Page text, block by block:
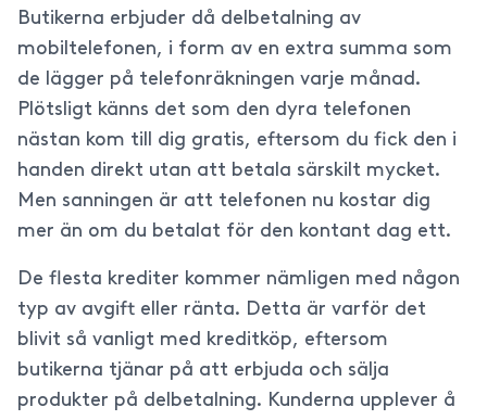
Butikerna erbjuder då delbetalning av
mobiltelefonen, i form av en extra summa som
de lägger på telefonräkningen varje månad.
Plötsligt känns det som den dyra telefonen
nästan kom till dig gratis, eftersom du fick den i
handen direkt utan att betala särskilt mycket.
Men sanningen är att telefonen nu kostar dig
mer än om du betalat för den kontant dag ett.
De flesta krediter kommer nämligen med någon
typ av avgift eller ränta. Detta är varför det
blivit så vanligt med kreditköp, eftersom
butikerna tjänar på att erbjuda och sälja
produkter på delbetalning. Kunderna upplever å